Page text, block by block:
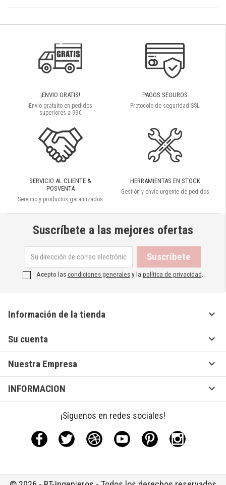
¡ENVIO GRATIS!
Envío gratuíto en pedidos
superiores a 99€
PAGOS SEGUROS
Protocolo de seguridad SSL
SERVICIO AL CLIENTE &
POSVENTA
Servicio y productos garantizados
HERRAMIENTAS EN STOCK
Gestión y envío urgente de pedidos
Suscríbete a las mejores ofertas
Acepto lascondiciones generalesy la política de privacidad
Información de la tienda 
Su cuenta 
Nuestra Empresa 
INFORMACION 
¡Síguenos en redes sociales!
Facebook Twitter Rss YouTubePinterestInstagram